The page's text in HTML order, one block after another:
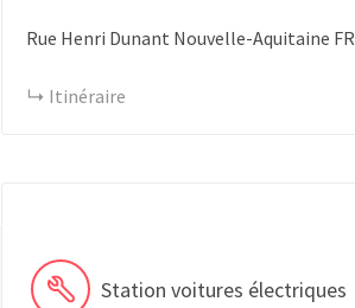
Rue Henri Dunant Nouvelle-Aquitaine FR
Itinéraire
Station voitures électriques